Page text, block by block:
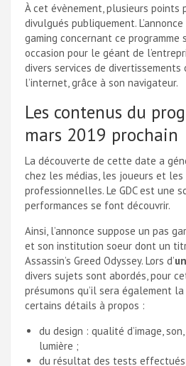
À cet évènement, plusieurs
divulgués publiquement.
gaming concernant ce programme
occasion pour le géant de
divers services de divertissements
l’internet, grâce à son navigateur.
Les contenus du
mars 2019 prochain
La découverte de cette date a
chez les médias, les joueurs et
professionnelles. Le GDC est une
performances se font découvrir.
Ainsi, l’annonce suppose un pas
et son institution soeur dont un
Assassin’s Greed Odyssey. Lors d’
divers sujets sont abordés, pour
présumons qu’il sera également la
certains détails à propos :
du design : qualité d’image,
lumière ;
du résultat des tests effectués